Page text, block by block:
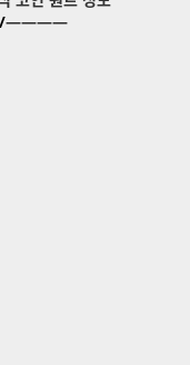
————